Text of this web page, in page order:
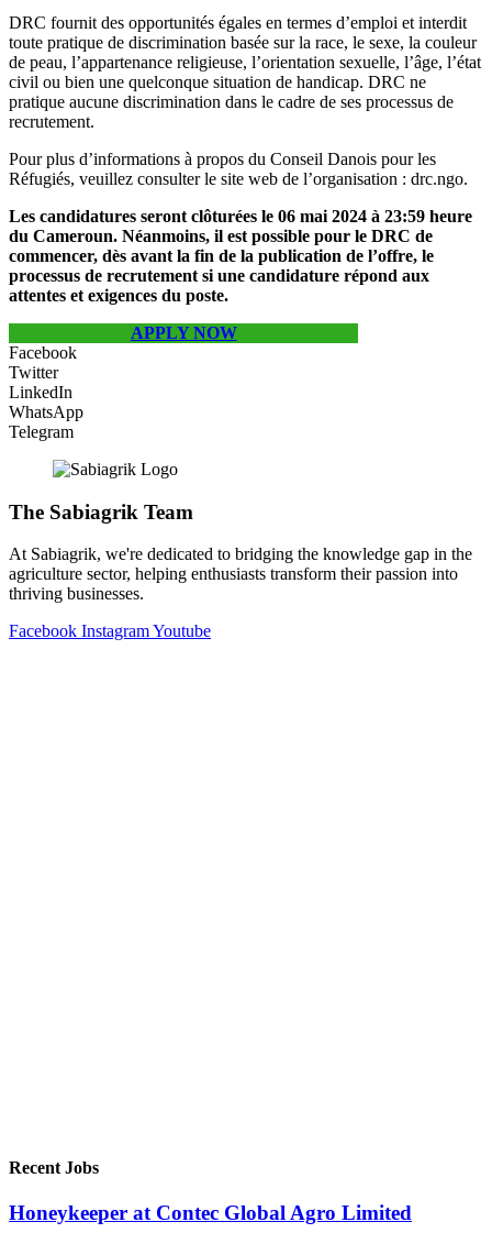
DRC fournit des opportunités égales en termes d’emploi et interdit
toute pratique de discrimination basée sur la race, le sexe, la couleur
de peau, l’appartenance religieuse, l’orientation sexuelle, l’âge, l’état
civil ou bien une quelconque situation de handicap. DRC ne
pratique aucune discrimination dans le cadre de ses processus de
recrutement.
Pour plus d’informations à propos du Conseil Danois pour les
Réfugiés, veuillez consulter le site web de l’organisation : drc.ngo.
Les candidatures seront clôturées le 06 mai 2024 à 23:59 heure
du Cameroun. Néanmoins, il est possible pour le DRC de
commencer, dès avant la fin de la publication de l’offre, le
processus de recrutement si une candidature répond aux
attentes et exigences du poste.
APPLY NOW
Facebook
Twitter
LinkedIn
WhatsApp
Telegram
The Sabiagrik Team
At Sabiagrik, we're dedicated to bridging the knowledge gap in the
agriculture sector, helping enthusiasts transform their passion into
thriving businesses.
Facebook InstagramYoutube
Recent Jobs
Honeykeeper at Contec Global Agro Limited